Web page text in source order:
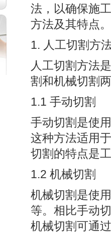
法，以确保施
方法及其特点。
1. 人工切割方
人工切割方法
割和机械切割
1.1 手动切割
手动切割是使
这种方法适用
切割的特点是
1.2 机械切割
机械切割是使
等。相比手动
机械切割可通